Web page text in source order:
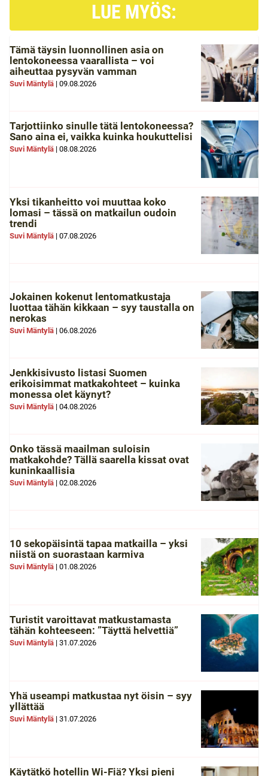
LUE MYÖS:
Tämä täysin luonnollinen asia on
lentokoneessa vaarallista – voi
aiheuttaa pysyvän vamman
Suvi Mäntylä | 09.08.2026
Tarjottiinko sinulle tätä lentokoneessa?
Sano aina ei, vaikka kuinka houkuttelisi
Suvi Mäntylä | 08.08.2026
Yksi tikanheitto voi muuttaa koko
lomasi – tässä on matkailun oudoin
trendi
Suvi Mäntylä | 07.08.2026
Jokainen kokenut lentomatkustaja
luottaa tähän kikkaan – syy taustalla on
nerokas
Suvi Mäntylä | 06.08.2026
Jenkkisivusto listasi Suomen
erikoisimmat matkakohteet – kuinka
monessa olet käynyt?
Suvi Mäntylä | 04.08.2026
Onko tässä maailman suloisin
matkakohde? Tällä saarella kissat ovat
kuninkaallisia
Suvi Mäntylä | 02.08.2026
10 sekopäisintä tapaa matkailla – yksi
niistä on suorastaan karmiva
Suvi Mäntylä | 01.08.2026
Turistit varoittavat matkustamasta
tähän kohteeseen: ”Täyttä helvettiä”
Suvi Mäntylä | 31.07.2026
Yhä useampi matkustaa nyt öisin – syy
yllättää
Suvi Mäntylä | 31.07.2026
Käytätkö hotellin Wi-Fiä? Yksi pieni